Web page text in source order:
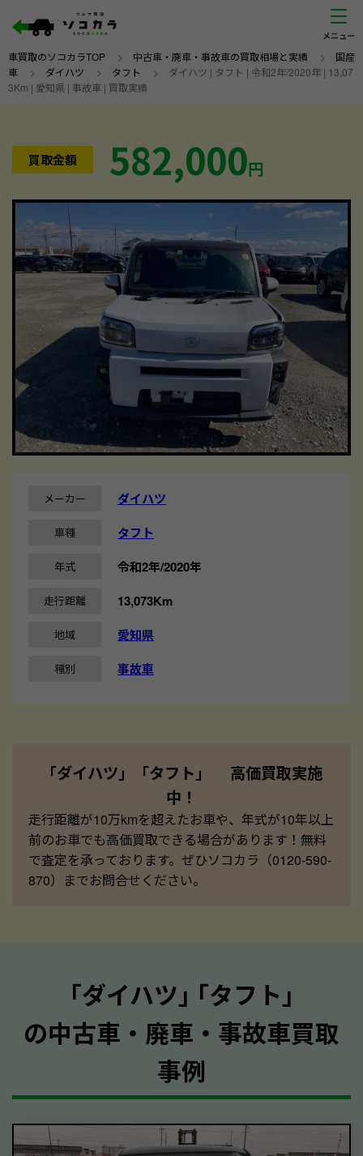
車買取のソコカラTOP > 中古車・廃車・事故車の買取相場と実績 > 国産
車 > ダイハツ > タフト > ダイハツ | タフト | 令和2年/2020年 | 13,07
3Km | 愛知県 | 事故車 | 買取実績
買取金額 582,000円
メーカー ダイハツ
車種 タフト
年式 令和2年/2020年
走行距離 13,073Km
地域 愛知県
種別 事故車
「ダイハツ」「タフト」 高価買取実施
中！
走行距離が10万kmを超えたお車や、年式が10年以上
前のお車でも高価買取できる場合があります！無料
で査定を承っております。ぜひソコカラ（0120-590-
870）までお問合せください。
｢ダイハツ｣ ｢タフト｣
の中古車・廃車・事故車買取
事例